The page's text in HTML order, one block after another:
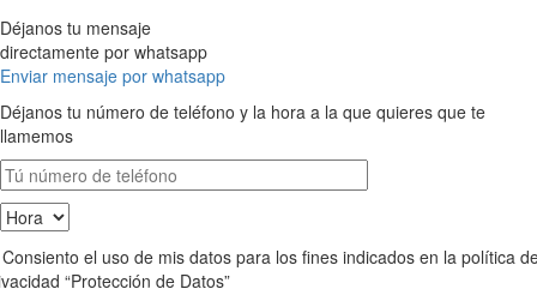
Déjanos tu mensaje
directamente por whatsapp
Enviar mensaje por whatsapp
Déjanos tu número de teléfono y la hora a la que quieres que te
llamemos
el uso de mis datos para los fines indicados en la política
“Protección de Datos”